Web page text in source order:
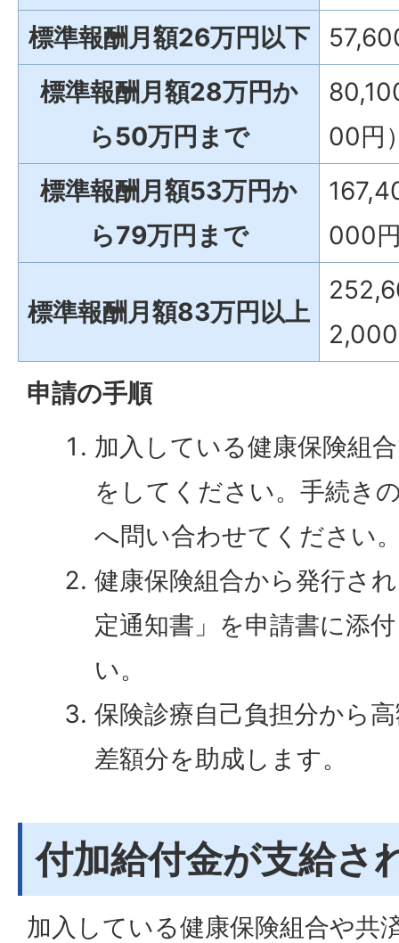
標準報酬月額26万円以下
標準報酬月額28万円か
ら50万円まで
00円
標準報酬月額53万円か
ら79万円まで
000
標準報酬月額83万円以上
申請の手順
加入している健康保険組
をしてください。手続き
へ問い合わせてください
健康保険組合から発行さ
定通知書」を申請書に添
い。
保険診療自己負担分から
差額分を助成します。
付加給付金が支給さ
加入している健康保険組合や共